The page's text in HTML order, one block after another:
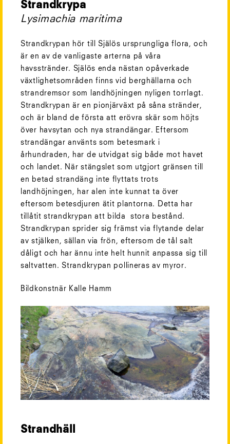
Strandkrypa
Lysimachia maritima
Strandkrypan hör till Själös ursprungliga flora, och
är en av de vanligaste arterna på våra
havsstränder. Själös enda nästan opåverkade
växtlighetsområden finns vid berghällarna och
strandremsor som landhöjningen nyligen torrlagt.
Strandkrypan är en pionjärväxt på såna stränder,
och är bland de första att erövra skär som höjts
över havsytan och nya strandängar. Eftersom
strandängar använts som betesmark i
århundraden, har de utvidgat sig både mot havet
och landet. När stängslet som utgjort gränsen till
en betad strandäng inte flyttats trots
landhöjningen, har alen inte kunnat ta över
eftersom betesdjuren ätit plantorna. Detta har
tillåtit strandkrypan att bilda stora bestånd.
Strandkrypan sprider sig främst via flytande delar
av stjälken, sällan via frön, eftersom de tål salt
dåligt och har ännu inte helt hunnit anpassa sig till
saltvatten. Strandkrypan pollineras av myror.
Bildkonstnär Kalle Hamm
Strandhäll